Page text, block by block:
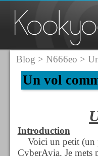
Blog > N666eo >
Un vol
Introduction
Voici un petit (un
CyberAvia. Je mets